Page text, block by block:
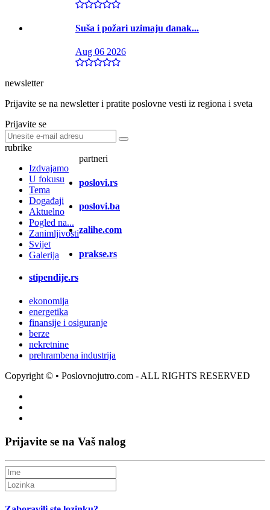
Suša i požari uzimaju danak...
Aug 06 2026
newsletter
Prijavite se na newsletter i pratite poslovne vesti iz regiona i sveta
Prijavite se
rubrike
Izdvajamo
U fokusu
Tema
Događaji
Aktuelno
Pogled na...
Zanimljivosti
Svijet
Galerija
partneri
poslovi.rs
poslovi.ba
zalihe.com
prakse.rs
stipendije.rs
ekonomija
energetika
finansije i osiguranje
berze
nekretnine
prehrambena industrija
Copyright © • Poslovnojutro.com - ALL RIGHTS RESERVED
Prijavite se na Vaš nalog